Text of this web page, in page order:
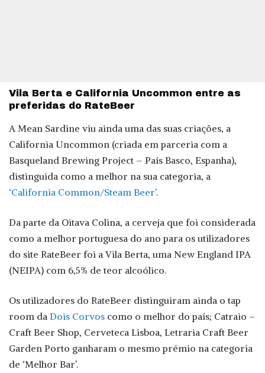
Vila Berta e California Uncommon entre as
preferidas do RateBeer
A Mean Sardine viu ainda uma das suas criações, a
California Uncommon (criada em parceria com a
Basqueland Brewing Project – País Basco, Espanha),
distinguida como a melhor na sua categoria, a
‘California Common/Steam Beer’.
Da parte da Oitava Colina, a cerveja que foi considerada
como a melhor portuguesa do ano para os utilizadores
do site RateBeer foi a Vila Berta, uma New England IPA
(NEIPA) com 6,5% de teor alcoólico.
Os utilizadores do RateBeer distinguiram ainda o tap
room da Dois Corvos como o melhor do país; Catraio –
Craft Beer Shop, Cerveteca Lisboa, Letraria Craft Beer
Garden Porto ganharam o mesmo prémio na categoria
de ‘Melhor Bar’.